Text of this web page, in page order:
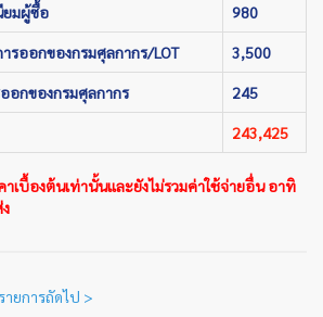
ยมผู้ซื้อ 980
รออกของกรมศุลกากร/LOT 3,500
อกของกรมศุลกากร 245
243,425
าเบื้องต้นเท่านั้นและยังไม่รวมค่าใช้จ่ายอื่น อาทิ
ายการถัดไป >